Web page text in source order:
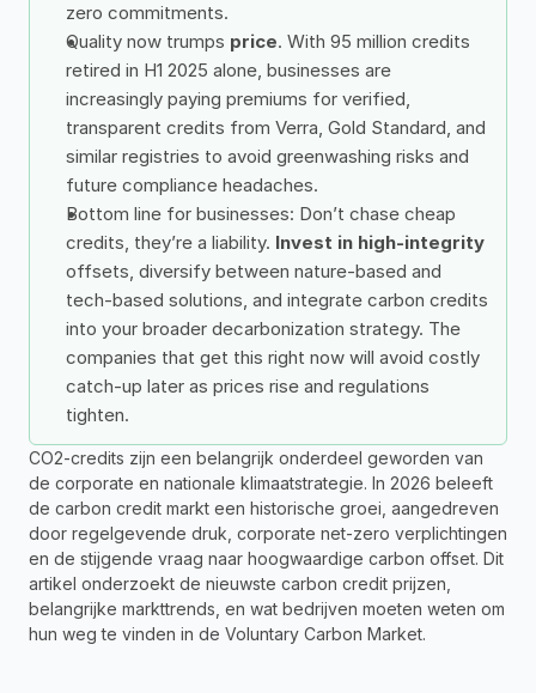
zero commitments.
Quality now trumps price. With 95 million credits
retired in H1 2025 alone, businesses are
increasingly paying premiums for verified,
transparent credits from Verra, Gold Standard, and
similar registries to avoid greenwashing risks and
future compliance headaches.
Bottom line for businesses: Don’t chase cheap
credits, they’re a liability. Invest in high-integrity
offsets, diversify between nature-based and
tech-based solutions, and integrate carbon credits
into your broader decarbonization strategy. The
companies that get this right now will avoid costly
catch-up later as prices rise and regulations
tighten.
CO2-credits zijn een belangrijk onderdeel geworden van
de corporate en nationale klimaatstrategie. In 2026 beleeft
de carbon credit markt een historische groei, aangedreven
door regelgevende druk, corporate net-zero verplichtingen
en de stijgende vraag naar hoogwaardige carbon offset. Dit
artikel onderzoekt de nieuwste carbon credit prijzen,
belangrijke markttrends, en wat bedrijven moeten weten om
hun weg te vinden in de Voluntary Carbon Market.